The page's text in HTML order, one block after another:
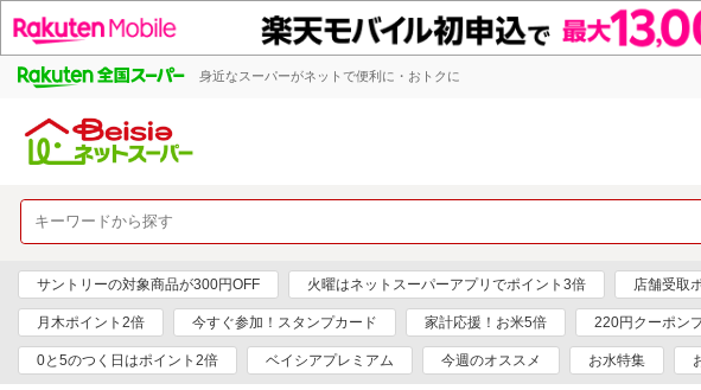
身近なスーパーがネットで便利に・おトクに
サントリーの対象商品が300円OFF 火曜はネットスーパーアプリでポイント3倍 店舗受取
月木ポイント2倍 今すぐ参加！スタンプカード 家計応援！お米5倍 220円クーポン
0と5のつく日はポイント2倍 ベイシアプレミアム 今週のオススメ お水特集